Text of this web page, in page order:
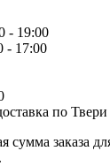
- 19:00
- 17:00
по Твери
сумма заказа